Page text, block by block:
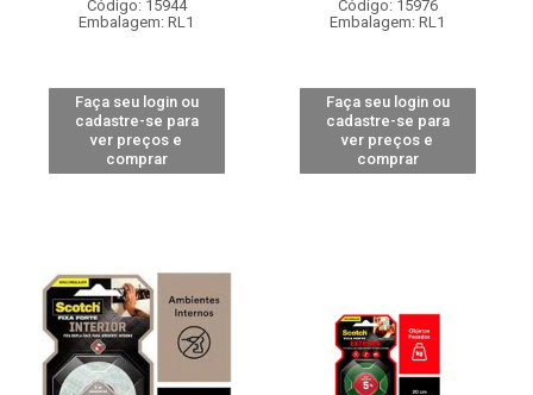
Código: 15944
Embalagem: RL1
Faça seu login ou
cadastre-se para
ver preços e
comprar
Código: 15976
Embalagem: RL1
Faça seu login ou
cadastre-se para
ver preços e
comprar